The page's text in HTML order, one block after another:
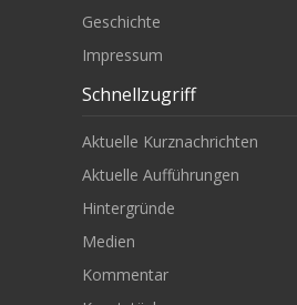
Geschichte
Impressum
Schnellzugriff
Aktuelle Kurznachrichten
Aktuelle Aufführungen
Hintergründe
Medien
Kommentar